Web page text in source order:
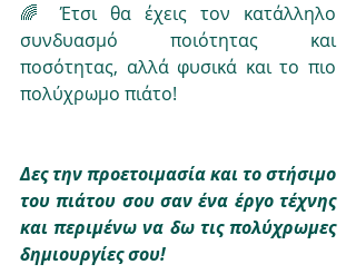
🌈 Έτσι θα έχεις τον κατάλληλο
συνδυασμό ποιότητας και
ποσότητας, αλλά φυσικά και το πιο
πολύχρωμο πιάτο!
Δες την προετοιμασία και το στήσιμο
του πιάτου σου σαν ένα έργο τέχνης
και περιμένω να δω τις πολύχρωμες
δημιουργίες σου!